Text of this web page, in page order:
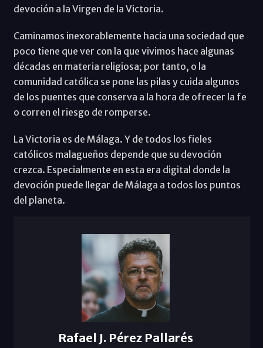
devoción a la Virgen de la Victoria.
Caminamos inexorablemente hacia una sociedad que
poco tiene que ver con la que vivimos hace algunas
décadas en materia religiosa; por tanto, o la
comunidad católica se pone las pilas y cuida algunos
de los puentes que conserva a la hora de ofrecer la fe
o corren el riesgo de romperse.
La Victoria es de Málaga. Y de todos los fieles
católicos malagueños depende que su devoción
crezca. Especialmente en esta era digital donde la
devoción puede llegar de Málaga a todos los puntos
del planeta.
Rafael J. Pérez Pallarés